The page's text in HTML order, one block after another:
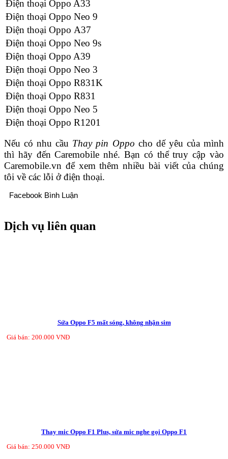
Điện thoại Oppo A33
Điện thoại Oppo Neo 9
Điện thoại Oppo A37
Điện thoại Oppo Neo 9s
Điện thoại Oppo A39
Điện thoại Oppo Neo 3
Điện thoại Oppo R831K
Điện thoại Oppo R831
Điện thoại Oppo Neo 5
Điện thoại Oppo R1201
Nếu có nhu cầu Thay pin Oppo cho dế yêu của mình
thì hãy đến Caremobile nhé. Bạn có thể truy cập vào
Caremobile.vn để xem thêm nhiều bài viết của chúng
tôi về các lỗi ở điện thoại.
Facebook Bình Luận
Dịch vụ liên quan
Sửa Oppo F5 mất sóng, không nhận sim
Giá bán: 200.000 VNĐ
Thay mic Oppo F1 Plus, sửa mic nghe gọi Oppo F1
Giá bán: 250.000 VNĐ